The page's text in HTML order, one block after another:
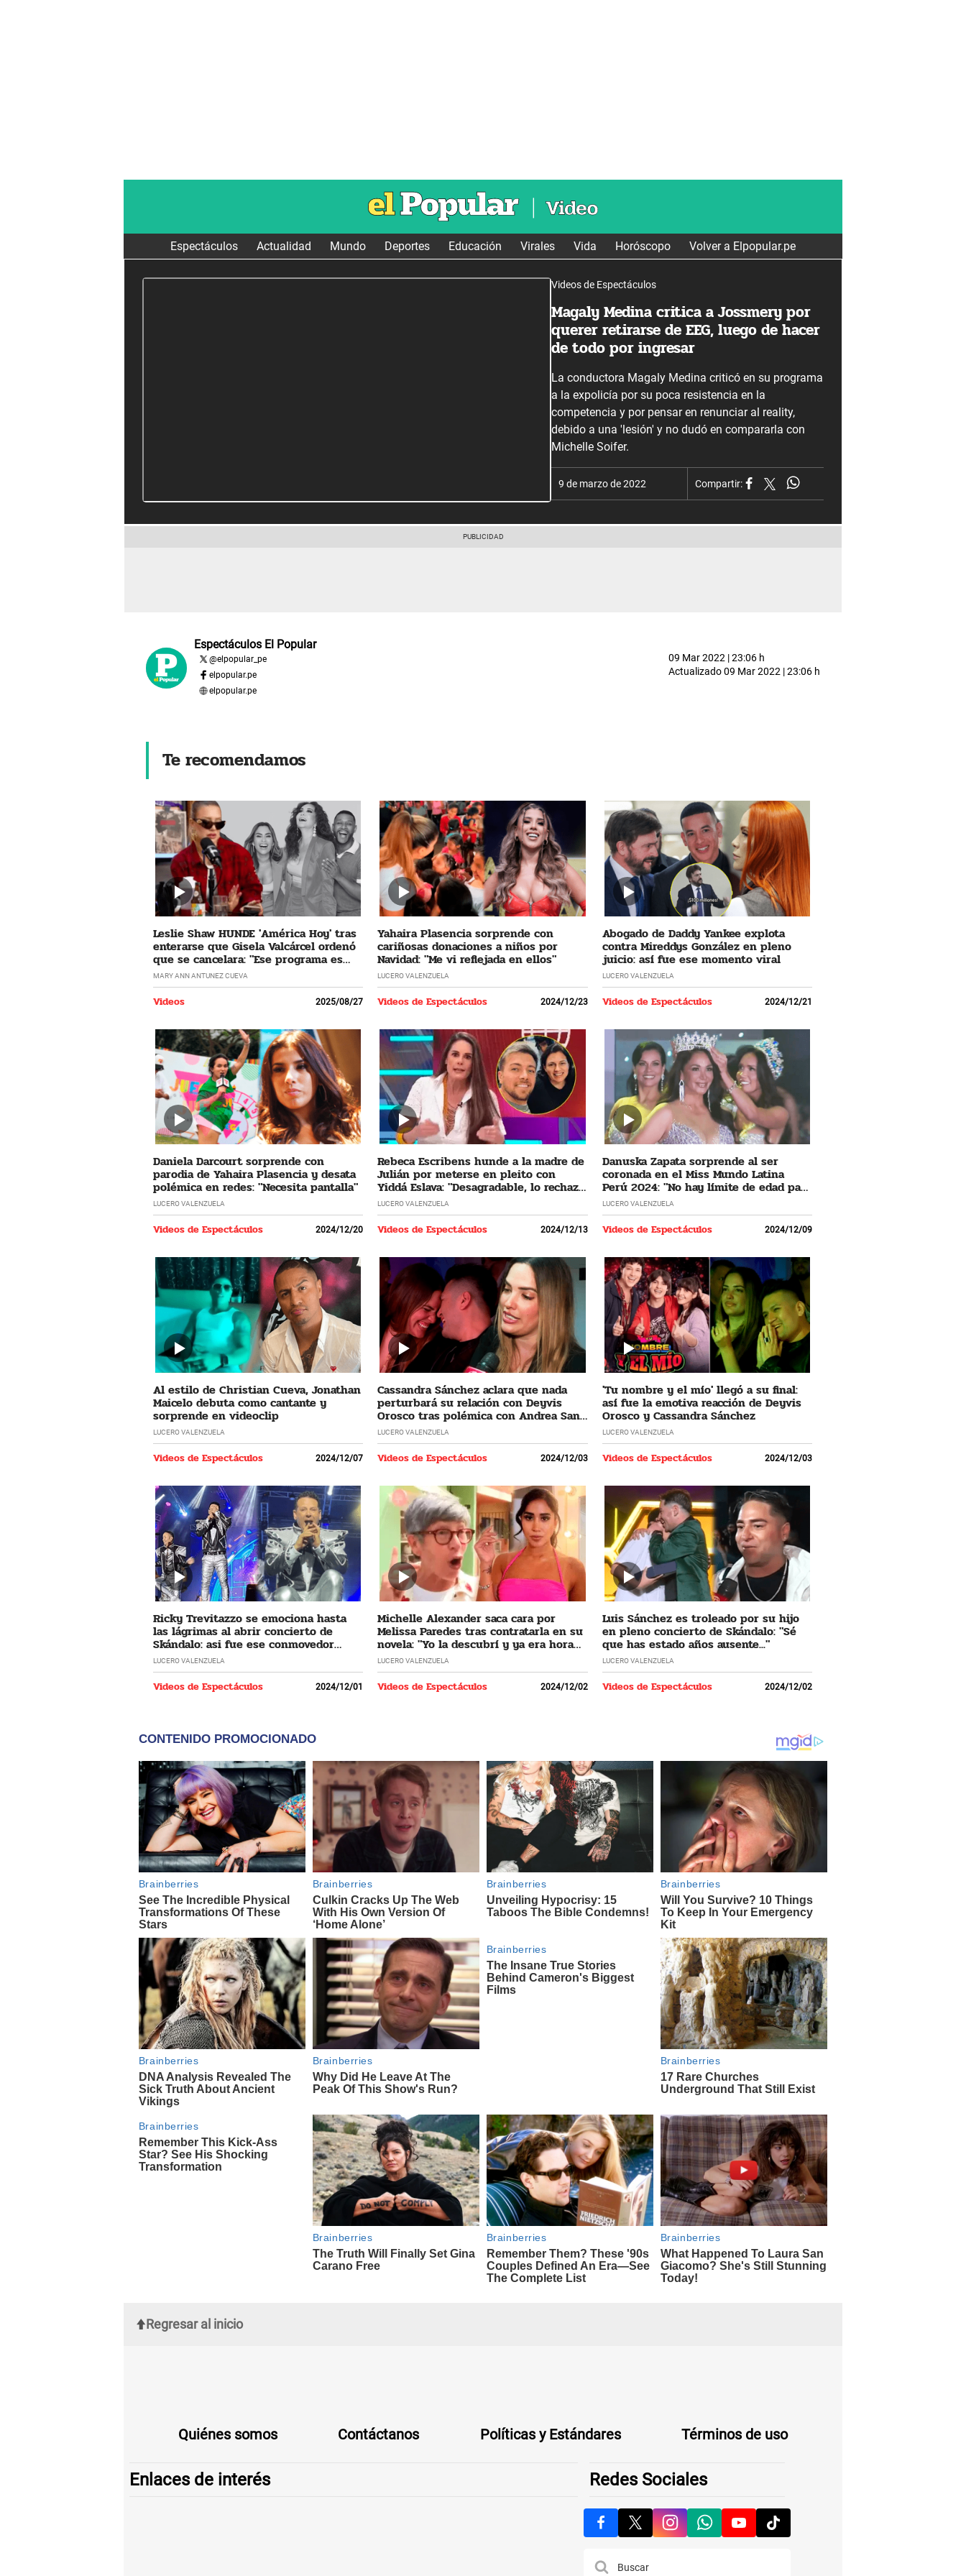
Espectáculos Actualidad Mundo Deportes Educación Virales Vida Horóscopo Volver a Elpopular.pe
Videos de Espectáculos
Magaly Medina critica a Jossmery por
querer retirarse de EEG, luego de hacer
de todo por ingresar
La conductora Magaly Medina criticó en su programa
a la expolicía por su poca resistencia en la
competencia y por pensar en renunciar al reality,
debido a una 'lesión' y no dudó en compararla con
Michelle Soifer.
9 de marzo de 2022 Compartir:
Espectáculos El Popular
@elpopular_pe
elpopular.pe
elpopular.pe
09 Mar 2022 | 23:06 h
Actualizado09 Mar 2022 | 23:06 h
Te recomendamos
Leslie Shaw HUNDE 'América Hoy' tras
enterarse que Gisela Valcárcel ordenó
que se cancelara: "Ese programa es
horrible"
MARY ANN ANTUNEZ CUEVA
Videos 2025/08/27
Yahaira Plasencia sorprende con
cariñosas donaciones a niños por
Navidad: "Me vi reflejada en ellos"
LUCERO VALENZUELA
Videos de Espectáculos 2024/12/23
Abogado de Daddy Yankee explota
contra Mireddys González en pleno
juicio: así fue ese momento viral
LUCERO VALENZUELA
Videos de Espectáculos 2024/12/21
Daniela Darcourt sorprende con
parodia de Yahaira Plasencia y desata
polémica en redes: "Necesita pantalla"
LUCERO VALENZUELA
Videos de Espectáculos 2024/12/20
Rebeca Escribens hunde a la madre de
Julián por meterse en pleito con
Yiddá Eslava: "Desagradable, lo rechazo
profundamente"
LUCERO VALENZUELA
Videos de Espectáculos 2024/12/13
Danuska Zapata sorprende al ser
coronada en el Miss Mundo Latina
Perú 2024: "No hay límite de edad para
cumplir los sueños"
LUCERO VALENZUELA
Videos de Espectáculos 2024/12/09
Al estilo de Christian Cueva, Jonathan
Maicelo debuta como cantante y
sorprende en videoclip
LUCERO VALENZUELA
Videos de Espectáculos 2024/12/07
Cassandra Sánchez aclara que nada
perturbará su relación con Deyvis
Orosco tras polémica con Andrea San
Martín
LUCERO VALENZUELA
Videos de Espectáculos 2024/12/03
'Tu nombre y el mío' llegó a su final:
así fue la emotiva reacción de Deyvis
Orosco y Cassandra Sánchez
LUCERO VALENZUELA
Videos de Espectáculos 2024/12/03
Ricky Trevitazzo se emociona hasta
las lágrimas al abrir concierto de
Skándalo: asi fue ese conmovedor
momento
LUCERO VALENZUELA
Videos de Espectáculos 2024/12/01
Michelle Alexander saca cara por
Melissa Paredes tras contratarla en su
novela: "Yo la descubrí y ya era hora
que regrese"
LUCERO VALENZUELA
Videos de Espectáculos 2024/12/02
Luis Sánchez es troleado por su hijo
en pleno concierto de Skándalo: "Sé
que has estado años ausente..."
LUCERO VALENZUELA
Videos de Espectáculos 2024/12/02
Regresar al inicio
Quiénes somos Contáctanos Políticas y Estándares Términos de uso
Enlaces de interés Redes Sociales